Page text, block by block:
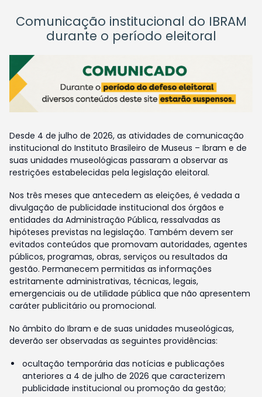
Comunicação institucional do IBRAM
durante o período eleitoral
Desde 4 de julho de 2026, as atividades de comunicação
institucional do Instituto Brasileiro de Museus – Ibram e de
suas unidades museológicas passaram a observar as
restrições estabelecidas pela legislação eleitoral.
Nos três meses que antecedem as eleições, é vedada a
divulgação de publicidade institucional dos órgãos e
entidades da Administração Pública, ressalvadas as
hipóteses previstas na legislação. Também devem ser
evitados conteúdos que promovam autoridades, agentes
públicos, programas, obras, serviços ou resultados da
gestão. Permanecem permitidas as informações
estritamente administrativas, técnicas, legais,
emergenciais ou de utilidade pública que não apresentem
caráter publicitário ou promocional.
No âmbito do Ibram e de suas unidades museológicas,
deverão ser observadas as seguintes providências:
ocultação temporária das notícias e publicações
anteriores a 4 de julho de 2026 que caracterizem
publicidade institucional ou promoção da gestão;